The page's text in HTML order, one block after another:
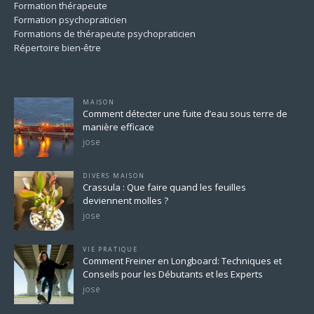
Formation thérapeute
Formation psychopraticien
Formations de thérapeute psychopraticien
Répertoire bien-être
MAISON
Comment détecter une fuite d’eau sous terre de
manière efficace
jose
DIVERS MAISON
Crassula : Que faire quand les feuilles
deviennent molles ?
jose
VIE PRATIQUE
Comment Freiner en Longboard: Techniques et
Conseils pour les Débutants et les Experts
jose